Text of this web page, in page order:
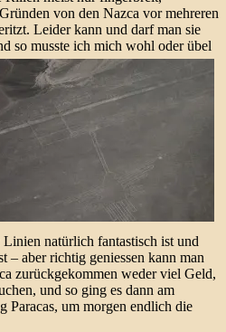
von den Nazca vor mehreren
Leider kann und darf man sie
so musste ich mich wohl oder übel
natürlich fantastisch ist und
– aber richtig geniessen kann man
zurückgekommen weder viel Geld,
und so ging es dann am
Paracas, um morgen endlich die